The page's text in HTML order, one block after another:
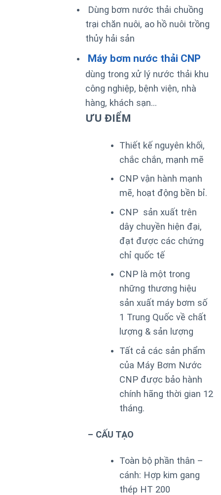
Dùng bơm nước thải chuồng
trại chăn nuôi, ao hồ nuôi trồng
thủy hải sản
Máy bơm nước thải CNP
dùng trong xử lý nước thải khu
công nghiệp, bệnh viện, nhà
hàng, khách sạn…
ƯU ĐIỂM
Thiết kế nguyên khối,
chắc chắn, mạnh mẽ
CNP vận hành mạnh
mẽ, hoạt động bền bỉ.
CNP sản xuất trên
dây chuyền hiện đại,
đạt được các chứng
chỉ quốc tế
CNP là một trong
những thương hiệu
sản xuất máy bơm số
1 Trung Quốc về chất
lượng & sản lượng
Tất cả các sản phẩm
của Máy Bơm Nước
CNP được bảo hành
chính hãng thời gian 12
tháng.
– CẤU TẠO
Toàn bộ phần thân –
cánh: Hợp kim gang
thép HT 200